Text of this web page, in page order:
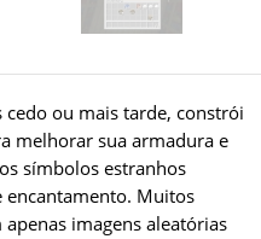
ou mais tarde, constrói
melhorar sua armadura e
símbolos estranhos
encantamento. Muitos
imagens aleatórias